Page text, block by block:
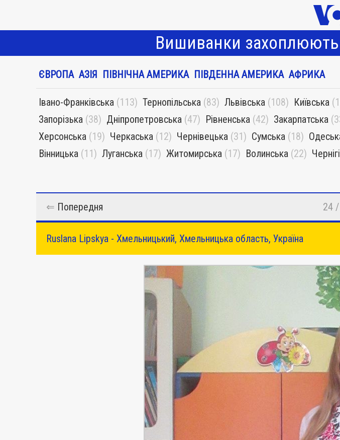
Вишиванки захоплюють
ЄВРОПА АЗІЯ ПІВНІЧНА АМЕРИКА ПІВДЕННА АМЕРИКА АФРИКА
Івано-Франківська (113) Тернопільська (83) Львівська (108) Київська
Запорізька (38) Дніпропетровська (47) Рівненська (42) Закарпатська
Херсонська (19) Черкаська (12) Чернівецька (31) Сумська (18)
Вінницька (11) Луганська (17) Житомирська (17) Волинська (22)
⇐ Попередня 24
Ruslana Lipskya - Хмельницький, Хмельницька область, Україна